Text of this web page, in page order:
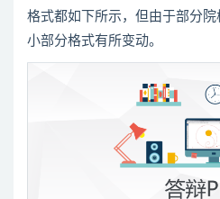
格式都如下所示，但由于部分
小部分格式有所变动。